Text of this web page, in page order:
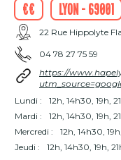
€€
Lyon - 69001
22 Rue Hippolyte
04 78 27 75 59
https://
Lundi :
12h, 14h30, 19h,
Mardi :
12h, 14h30, 19h,
Mercredi :
12h, 14h30,
Jeudi :
12h, 14h30, 19h,